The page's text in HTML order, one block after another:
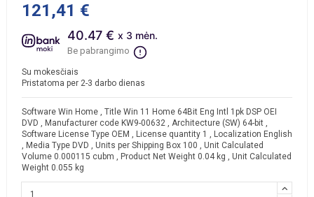
121,41 €
40.47 € x 3 mėn.
Be pabrangimo
Su mokesčiais
Pristatoma per 2-3 darbo dienas
Software Win Home , Title Win 11 Home 64Bit Eng Intl 1pk DSP OEI
DVD , Manufacturer code KW9-00632 , Architecture (SW) 64-bit ,
Software License Type OEM , License quantity 1 , Localization English
, Media Type DVD , Units per Shipping Box 100 , Unit Calculated
Volume 0.000115 cubm , Product Net Weight 0.04 kg , Unit Calculated
Weight 0.055 kg